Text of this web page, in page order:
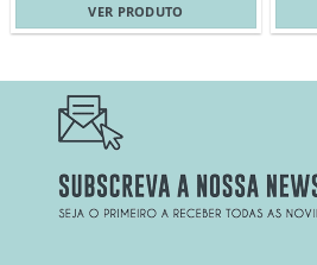
VER PRODUTO